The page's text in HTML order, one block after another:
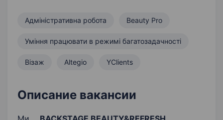
Адміністративна робота Beauty Pro
Уміння працювати в режимі багатозадачності
Візаж Altegio YClients
Описание вакансии